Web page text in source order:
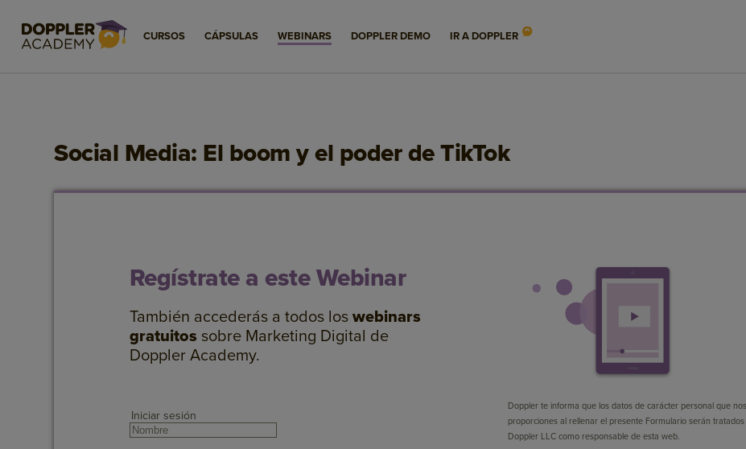
CURSOS CÁPSULAS WEBINARS DOPPLER DEMO IR A DOPPLER
Social Media: El boom y el poder de TikTok
Regístrate a este Webinar
También accederás a todos los webinars
gratuitos sobre Marketing Digital de
Doppler Academy.
Iniciar sesión
Doppler te informa que los datos de carácter personal que nos
proporciones al rellenar el presente Formulario serán
Doppler LLC como responsable de esta web.